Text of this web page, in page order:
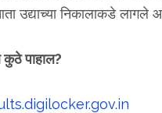
उद्याच्या निकालाकडे लागले
कुठे पाहाल?